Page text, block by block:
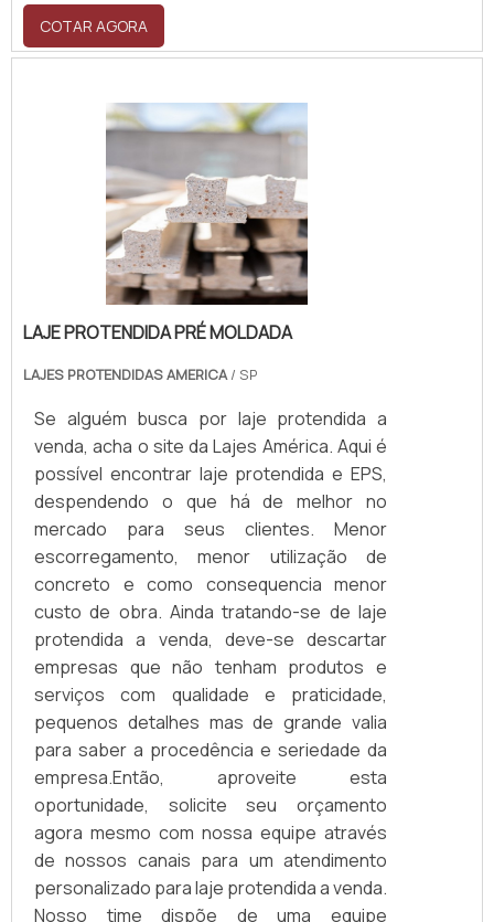
COTAR AGORA
LAJE PROTENDIDA PRÉ MOLDADA
LAJES PROTENDIDAS AMERICA/ SP
Se alguém busca por laje protendida a
venda, acha o site da Lajes América. Aqui é
possível encontrar laje protendida e EPS,
despendendo o que há de melhor no
mercado para seus clientes. Menor
escorregamento, menor utilização de
concreto e como consequencia menor
custo de obra. Ainda tratando-se de laje
protendida a venda, deve-se descartar
empresas que não tenham produtos e
serviços com qualidade e praticidade,
pequenos detalhes mas de grande valia
para saber a procedência e seriedade da
empresa.Então, aproveite esta
oportunidade, solicite seu orçamento
agora mesmo com nossa equipe através
de nossos canais para um atendimento
personalizado para laje protendida a venda.
Nosso time dispõe de uma equipe